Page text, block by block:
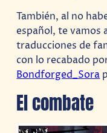
También, al no
español, te vamos
traducciones de
con lo recabado
Bondforged_Sora
El combate